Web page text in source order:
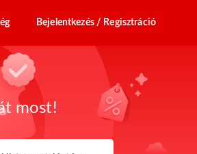
Bejelentkezés / Regisztráció
most!